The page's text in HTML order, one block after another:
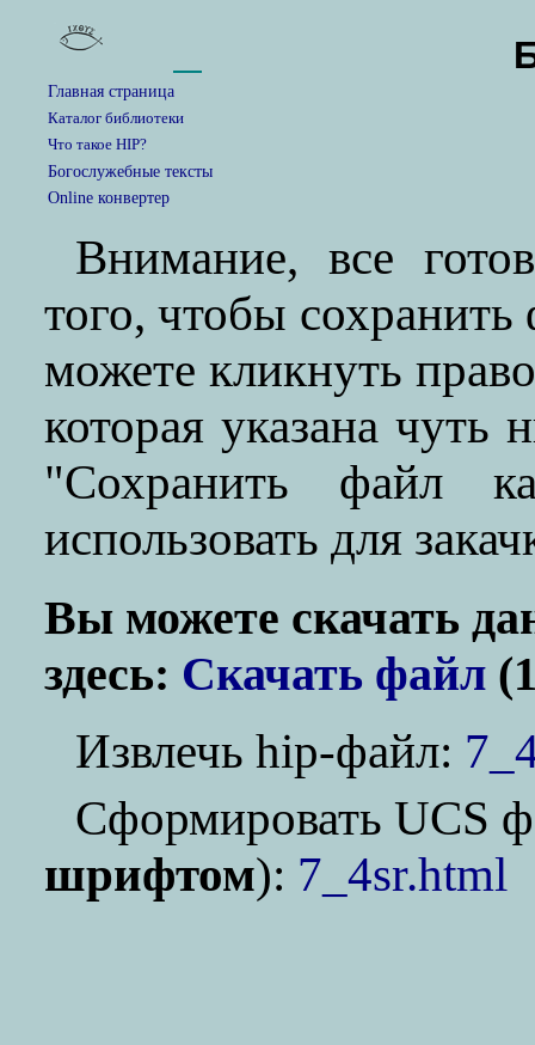
Главная страница
Каталог библиотеки
Что такое HIP?
Богослужебные тексты
Online конвертер
Внимание, все
того, чтобы
можете кликнуть
которая указана
"Сохранить файл
использовать для
Вы можете скачать
здесь: Скачать файл
Извлечь hip-файл:
Cформировать UCS
шрифтом): 7_4sr.html